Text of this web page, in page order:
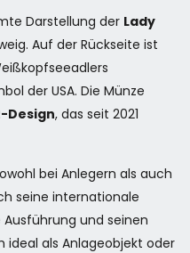
Darstellung der Lady
Auf der Rückseite ist
der USA. Die Münze
Design, das seit 2021
bei Anlegern als auch
seine internationale
und seinen
ideal als Anlageobjekt oder